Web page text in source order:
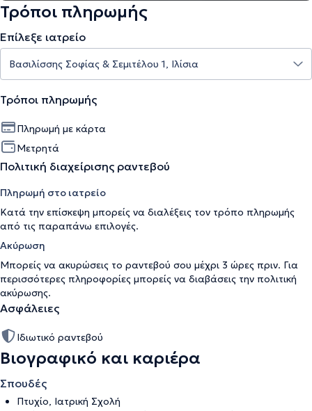
Τρόποι πληρωμής
Επίλεξε ιατρείο
Τρόποι πληρωμής
Πληρωμή με κάρτα
Μετρητά
Πολιτική διαχείρισης ραντεβού
Πληρωμή στο ιατρείο
Κατά την επίσκεψη μπορείς να διαλέξεις τον τρόπο πληρωμής
από τις παραπάνω επιλογές.
Ακύρωση
Μπορείς να ακυρώσεις το ραντεβού σου μέχρι 3 ώρες πριν. Για
περισσότερες πληροφορίες μπορείς να διαβάσεις την πολιτική
ακύρωσης.
Ασφάλειες
Ιδιωτικό ραντεβού
Βιογραφικό και καριέρα
Σπουδές
Πτυχίο, Ιατρική Σχολή